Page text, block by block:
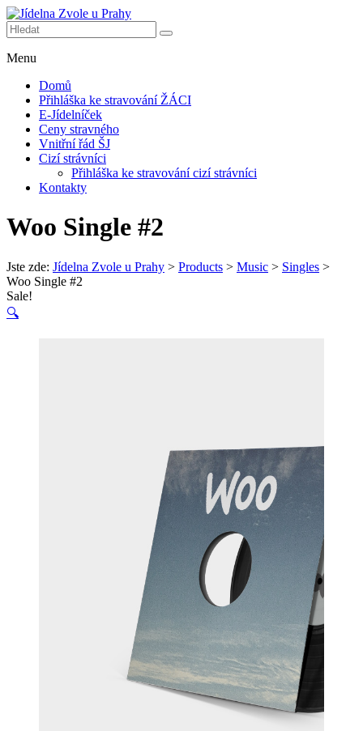
Skip
to
content
Jídelna
Zvole
Prahy
Další web
používající
Menu
Domů
Přihláška ke stravování ŽÁCI
E-Jídelníček
Ceny stravného
Vnitřní řád ŠJ
Cizí strávníci
Přihláška ke stravování cizí strávníci
Kontakty
Woo Single #2
Jste zde: Jídelna Zvole u Prahy > Products > Music > Singles >
Woo Single #2
Sale!
🔍